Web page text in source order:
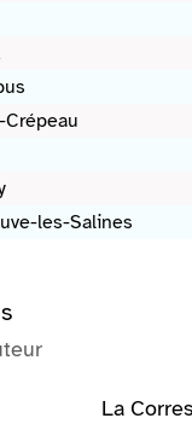
les-Salines
La